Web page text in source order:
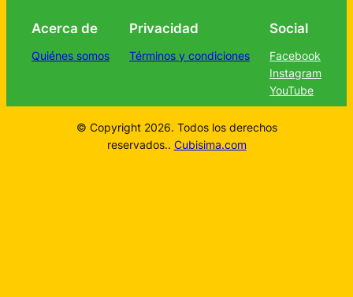
Acerca de
Quiénes somos
Privacidad
Términos y condiciones
Social
Facebook
Instagram
YouTube
© Copyright 2026. Todos los derechos
reservados.. Cubisima.com